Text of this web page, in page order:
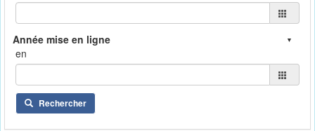
en
Rechercher